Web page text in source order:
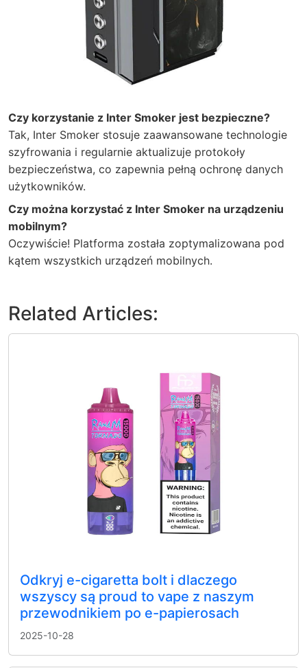
Czy korzystanie z Inter Smoker jest bezpieczne?
Tak, Inter Smoker stosuje zaawansowane technologie
szyfrowania i regularnie aktualizuje protokoły
bezpieczeństwa, co zapewnia pełną ochronę danych
użytkowników.
Czy można korzystać z Inter Smoker na urządzeniu
mobilnym?
Oczywiście! Platforma została zoptymalizowana pod
kątem wszystkich urządzeń mobilnych.
Related Articles:
Odkryj e-cigaretta bolt i dlaczego
wszyscy są proud to vape z naszym
przewodnikiem po e-papierosach
2025-10-28